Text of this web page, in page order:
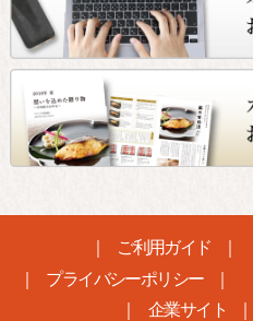
ご利用ガイド
プライバシーポリシー
企業サイト